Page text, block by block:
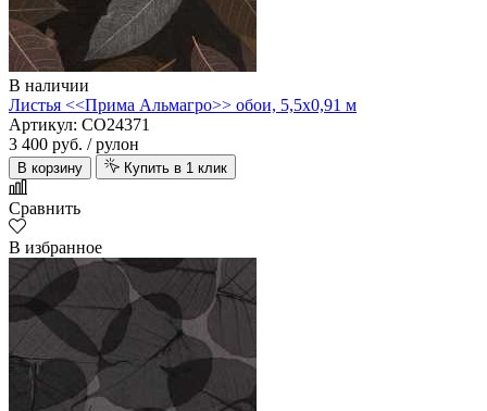
В наличии
Листья <<Прима Альмагро>> обои, 5,5х0,91 м
Артикул: CO24371
3 400 руб. / рулон
В корзину Купить в 1 клик
Сравнить
В избранное